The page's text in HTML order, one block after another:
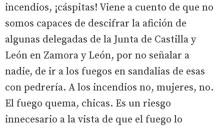
incendios, ¡cáspitas! Viene a cuento de que no
somos capaces de descifrar la afición de
algunas delegadas de la Junta de Castilla y
León en Zamora y León, por no señalar a
nadie, de ir a los fuegos en sandalias de esas
con pedrería. A los incendios no, mujeres, no.
El fuego quema, chicas. Es un riesgo
innecesario a la vista de que el fuego lo